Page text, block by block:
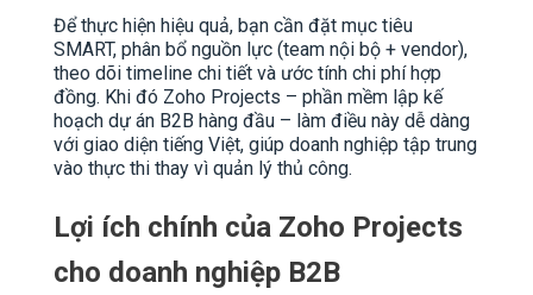
Để thực hiện hiệu quả, bạn cần đặt mục tiêu
SMART, phân bổ nguồn lực (team nội bộ + vendor),
theo dõi timeline chi tiết và ước tính chi phí hợp
đồng. Khi đó Zoho Projects – phần mềm lập kế
hoạch dự án B2B hàng đầu – làm điều này dễ dàng
với giao diện tiếng Việt, giúp doanh nghiệp tập trung
vào thực thi thay vì quản lý thủ công.
Lợi ích chính của Zoho Projects
cho doanh nghiệp B2B